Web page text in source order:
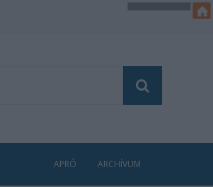
APRÓ ARCHÍVUM